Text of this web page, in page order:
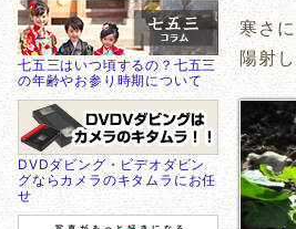
寒さ
陽射
七五三はいつ頃するの？七五三
の年齢やお参り時期について
DVDダビング・ビデオダビン
グならカメラのキタムラにお任
せ